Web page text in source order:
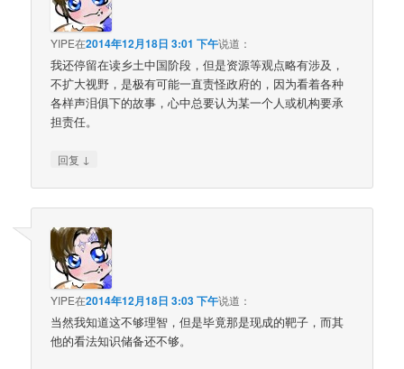
YIPE在2014年12月18日 3:01 下午说道：
我还停留在读乡土中国阶段，但是资源等观点略有涉及，
不扩大视野，是极有可能一直责怪政府的，因为看着各种
各样声泪俱下的故事，心中总要认为某一个人或机构要承
担责任。
回复 ↓
YIPE在2014年12月18日 3:03 下午说道：
当然我知道这不够理智，但是毕竟那是现成的靶子，而其
他的看法知识储备还不够。